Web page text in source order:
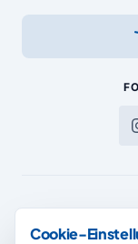
Cookie-